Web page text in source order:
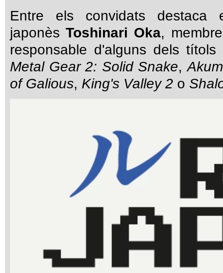
Entre els convidats destaca
japonèsToshinari Oka,
responsable d'alguns dels
Metal Gear 2: Solid Snake,
of Galious, King's Valley 2 o